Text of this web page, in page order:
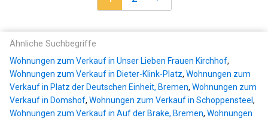
Ähnliche Suchbegriffe
Wohnungen zum Verkauf in Unser Lieben Frauen Kirchhof,
Wohnungen zum Verkauf in Dieter-Klink-Platz, Wohnungen zum
Verkauf in Platz der Deutschen Einheit, Bremen, Wohnungen zum
Verkauf in Domshof, Wohnungen zum Verkauf in Schoppensteel ,
Wohnungen zum Verkauf in Auf der Brake, Bremen, Wohnungen